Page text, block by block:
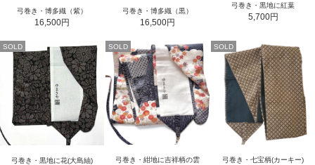
弓巻き・博多織（紫）
16,500円
弓巻き・博多織（黒）
16,500円
弓巻き・黒地に紅葉
5,700円
SOLD
弓巻き・黒地に花(大島紬)
SOLD
弓巻き・紺地に吉祥柄の雲
SOLD
弓巻き・七宝柄(カーキー)